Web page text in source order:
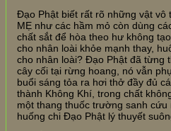
Đạo Phật biết rất rõ những vật
MẸ như các hầm mỏ còn dùng
chất sắt để hòa theo hư không
cho nhân loài khỏe mạnh thay,
cho nhân loài? Đạo Phật đã từng
cây cối tại rừng hoang, nó vẫn
buổi sáng tỏa ra hơi thở đầy đủ
thành Không Khí, trong chất
một thang thuốc trường sanh cứu
huống chi Đạo Phật lý thuyết